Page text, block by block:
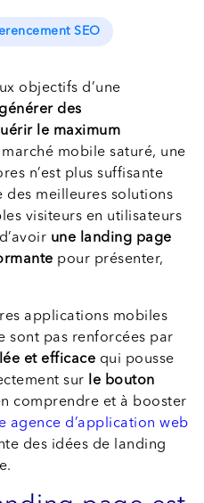
SEO
objectifs d’une
des
le maximum
mobile saturé, une
n’est plus suffisante
des meilleures solutions
visiteurs en utilisateurs
une landing page
pour présenter,
applications mobiles
sont pas renforcées par
et efficace qui pousse
sur
le bouton
comprendre et à booster
agence d’application web
des idées de landing